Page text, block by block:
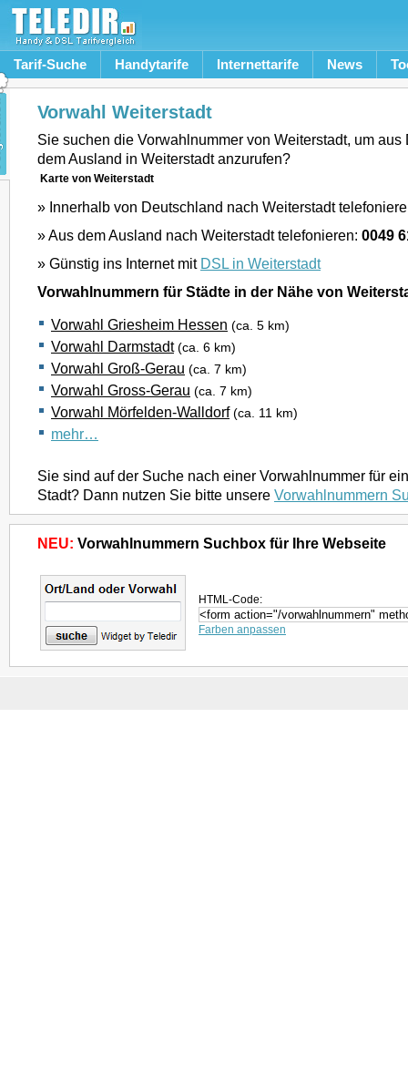
Tarif-Suche Handytarife Internettarife News
Vorwahl Weiterstadt
Sie suchen die Vorwahlnummer von Weiterstadt, um aus
dem Ausland in Weiterstadt anzurufen?
Karte von Weiterstadt
» Innerhalb von Deutschland nach Weiterstadt
» Aus dem Ausland nach Weiterstadt telefonieren: 0049
» Günstig ins Internet mit DSL in Weiterstadt
Vorwahlnummern für Städte in der Nähe von
Vorwahl Griesheim Hessen (ca. 5 km)
Vorwahl Darmstadt (ca. 6 km)
Vorwahl Groß-Gerau (ca. 7 km)
Vorwahl Gross-Gerau (ca. 7 km)
Vorwahl Mörfelden-Walldorf (ca. 11 km)
mehr…
Sie sind auf der Suche nach einer Vorwahlnummer für
Stadt? Dann nutzen Sie bitte unsere Vorwahlnummern
NEU: Vorwahlnummern Suchbox für Ihre Webseite
HTML-Code:
Farben anpassen